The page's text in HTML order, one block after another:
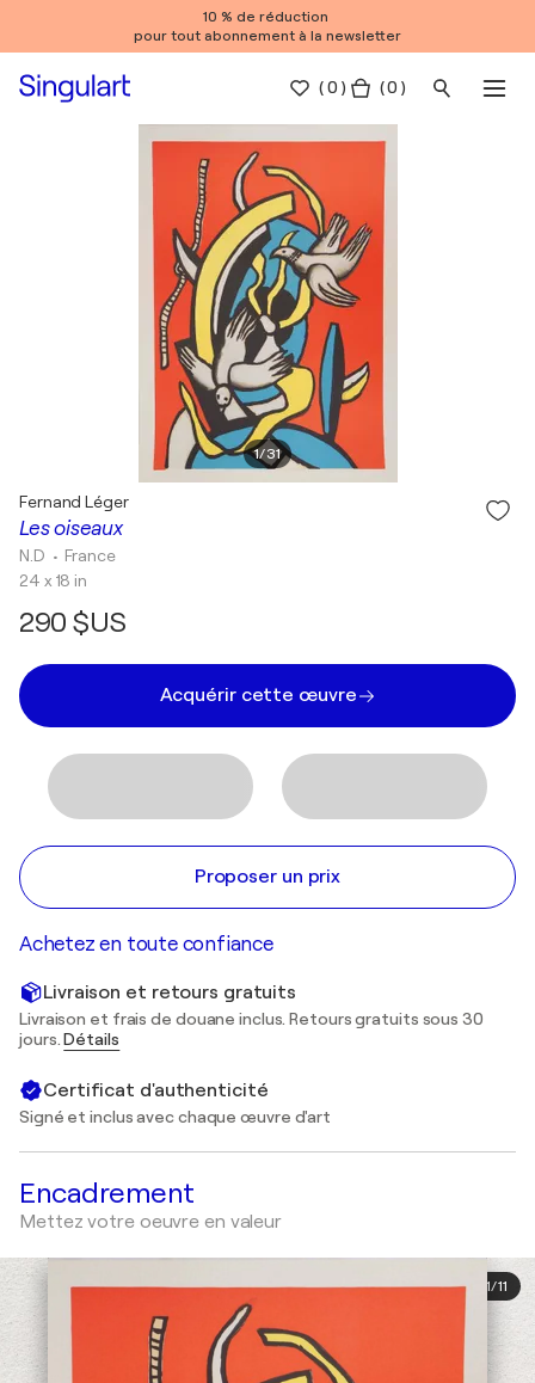
10 % de réduction
pour tout abonnement à la newsletter
(0 ) ( 0 )
1/31
Les oiseaux
Fernand Léger
N.D • France
24 x 18 in
290 $US
Acquérir cette œuvre
Proposer un prix
Achetez en toute confiance
Livraison et retours gratuits
Livraison et frais de douane inclus. Retours gratuits sous 30
jours.Détails
Certificat d'authenticité
Signé et inclus avec chaque œuvre d'art
Encadrement
Mettez votre oeuvre en valeur
1/11